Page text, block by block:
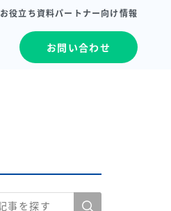
お役立ち資料パートナー向け情報
お問い合わせ